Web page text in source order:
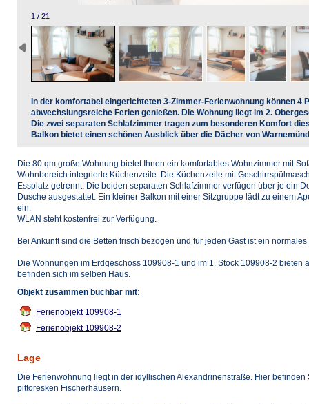
1 / 21
In der komfortabel eingerichteten 3-Zimmer-Ferienwohnung können 4
abwechslungsreiche Ferien genießen. Die Wohnung liegt im 2.
Die zwei separaten Schlafzimmer tragen zum besonderen Komfort
Balkon bietet einen schönen Ausblick über die Dächer von
Die 80 qm große Wohnung bietet Ihnen ein komfortables Wohnzimmer mit
Wohnbereich integrierte Küchenzeile. Die Küchenzeile mit
Essplatz getrennt. Die beiden separaten Schlafzimmer verfügen über je ein
Dusche ausgestattet. Ein kleiner Balkon mit einer Sitzgruppe lädt zu einem
ein.
WLAN steht kostenfrei zur Verfügung.
Bei Ankunft sind die Betten frisch bezogen und für jeden Gast ist ein
Die Wohnungen im Erdgeschoss 109908-1 und im 1. Stock 109908-2 bieten
befinden sich im selben Haus.
Objekt zusammen buchbar mit:
Ferienobjekt 109908-1
Ferienobjekt 109908-2
Lage
Die Ferienwohnung liegt in der idyllischen Alexandrinenstraße. Hier
pittoresken Fischerhäusern.